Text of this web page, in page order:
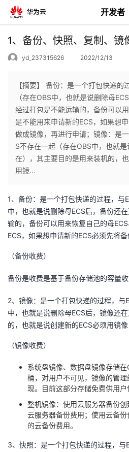
开发者
个
人
主
页
我
的
开
发
博
客
的
论
坛
我
的
圈
我
的
我
动
关
的
我
1、备份、快照、复制、镜
yd_237315626 2022/12/13
【摘要】 备份：是一个打包快递的
（存在OBS中，也就是说删除母
经过打包是不能运输的，备份可以
是不能用来申请新的ECS，如果想
做成镜像，再进行申请；镜像：是
S不存在一起（存在OBS中，也就
在），其主要目的是用来装机的，
用镜...
1、备份：是一个打包快递的过程，与
中，也就是说删除母ECS后，备份还
输的，备份可以用来恢复自己的母
ECS，如果想申请新的ECS必须先将
（备份收费）
备份是收费是基于备份存储池的容量收
2、镜像：是一个打包快递的过程，与
中，也就是说删除母ECS后，镜像还
的，也就是说创建新的ECS必须用镜像
（镜像收费）
系统盘镜像、数据盘镜像存储
桶，对用户不可见，镜像的管
现。目前这部分存储免费供用户
整机镜像：使用云服务器备份创
云服务器备份费用；使用云备
的云备份费用。
3、快照：是一个打包快递的过程，与